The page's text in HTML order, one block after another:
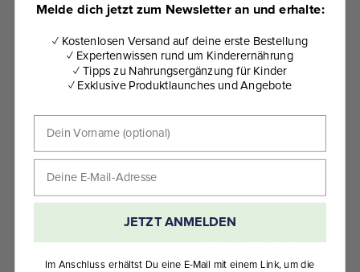
Hervorragend
4,27basierend auf470 Bewertungen
Veronika Lehner
Magnesium für Kinder
Lässt sich schlecht auflösen!!!!!
Munich, DE, vor 2 Tagen
Melde dich jetzt zum Newsletter an und erhalte:
✓ Kostenlosen Versand auf deine erste Bestellung
✓ Expertenwissen rund um Kinderernährung
✓ Tipps zu Nahrungsergänzung für Kinder
✓ Exklusive Produktlaunches und Angebote
JETZT ANMELDEN
Im Anschluss erhältst Du eine E-Mail mit einem Link, um die